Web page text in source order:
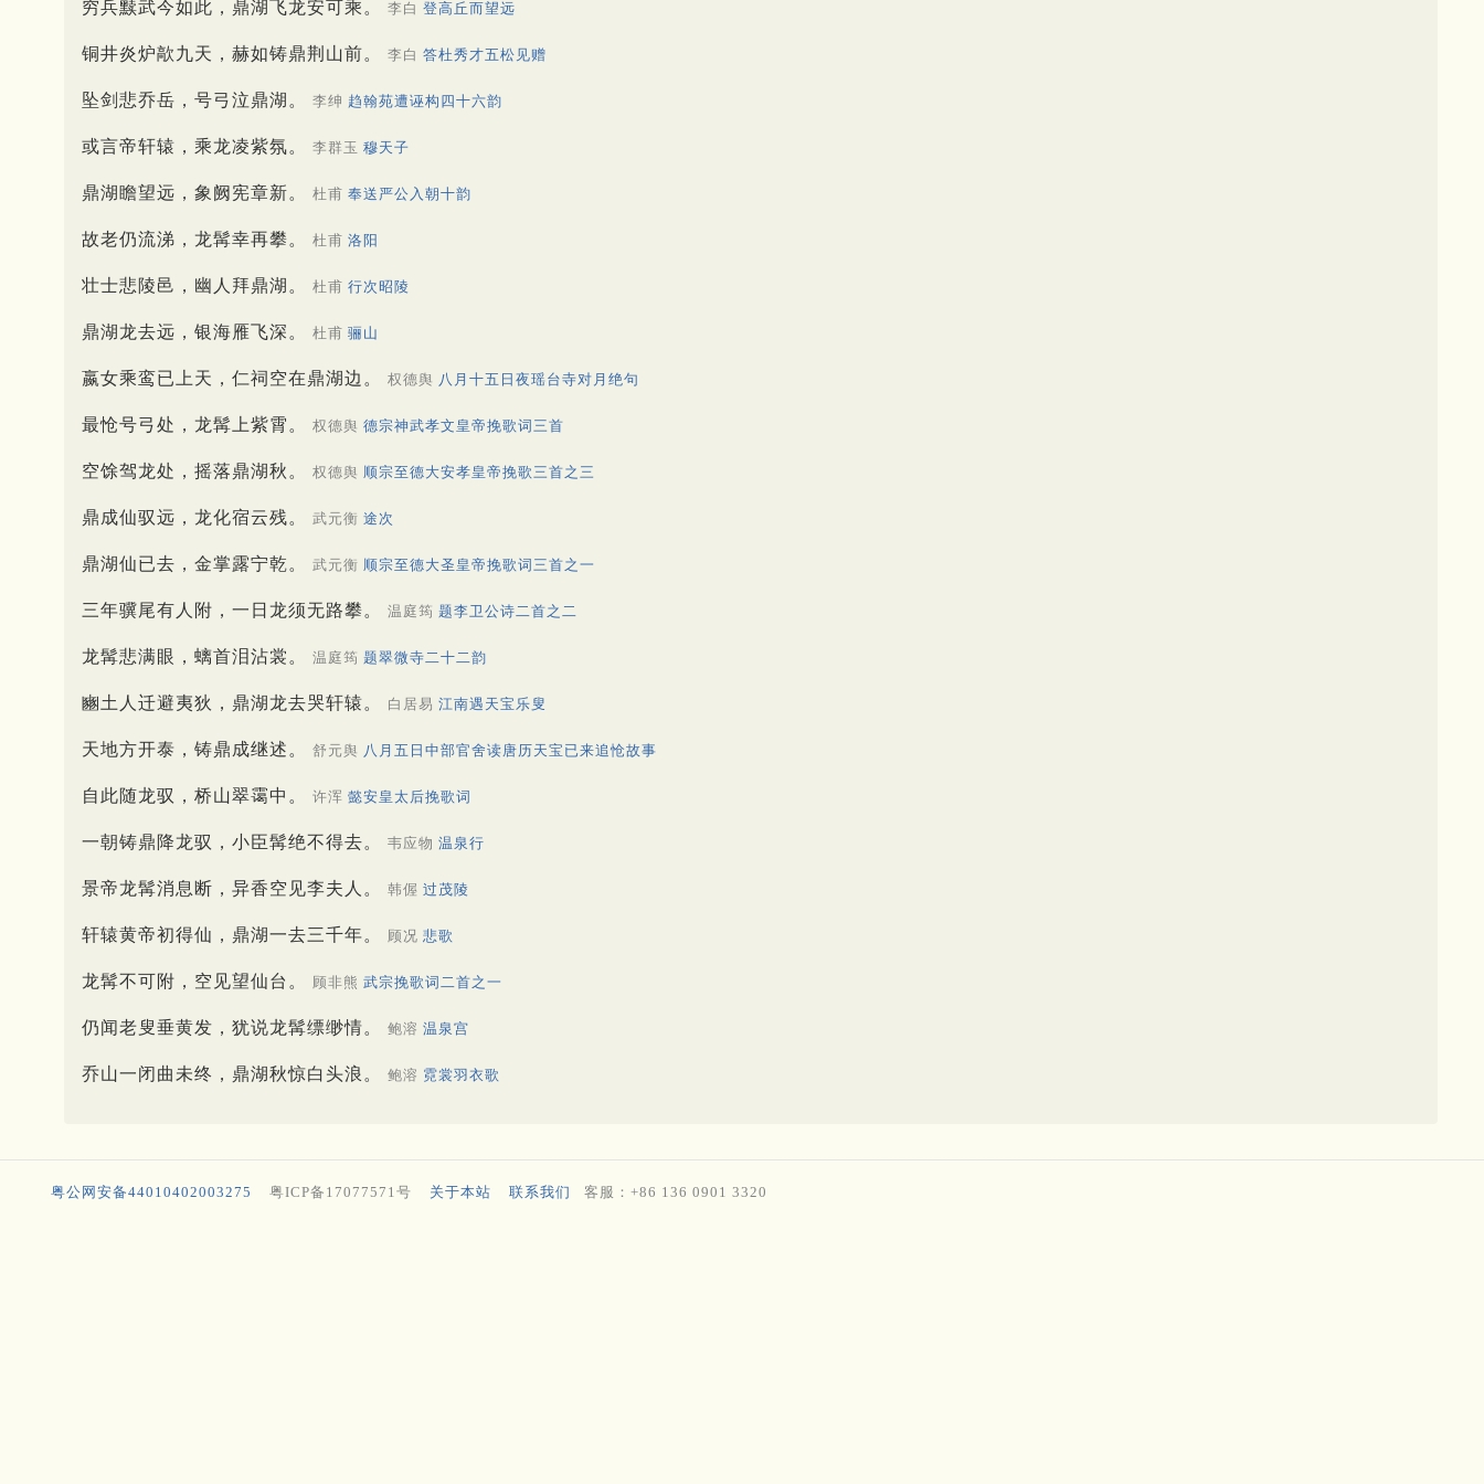
穷兵黩武今如此，鼎湖飞龙安可乘。 李白 登高丘而望远
铜井炎炉歊九天，赫如铸鼎荆山前。 李白 答杜秀才五松见赠
坠剑悲乔岳，号弓泣鼎湖。 李绅 趋翰苑遭诬构四十六韵
或言帝轩辕，乘龙凌紫氛。 李群玉 穆天子
鼎湖瞻望远，象阙宪章新。 杜甫 奉送严公入朝十韵
故老仍流涕，龙髯幸再攀。 杜甫 洛阳
壮士悲陵邑，幽人拜鼎湖。 杜甫 行次昭陵
鼎湖龙去远，银海雁飞深。 杜甫 骊山
嬴女乘鸾已上天，仁祠空在鼎湖边。 权德舆 八月十五日夜瑶台寺对月绝句
最怆号弓处，龙髯上紫霄。 权德舆 德宗神武孝文皇帝挽歌词三首
空馀驾龙处，摇落鼎湖秋。 权德舆 顺宗至德大安孝皇帝挽歌三首之三
鼎成仙驭远，龙化宿云残。 武元衡 途次
鼎湖仙已去，金掌露宁乾。 武元衡 顺宗至德大圣皇帝挽歌词三首之一
三年骥尾有人附，一日龙须无路攀。 温庭筠 题李卫公诗二首之二
龙髯悲满眼，螭首泪沾裳。 温庭筠 题翠微寺二十二韵
豳土人迁避夷狄，鼎湖龙去哭轩辕。 白居易 江南遇天宝乐叟
天地方开泰，铸鼎成继述。 舒元舆 八月五日中部官舍读唐历天宝已来追怆故事
自此随龙驭，桥山翠霭中。 许浑 懿安皇太后挽歌词
一朝铸鼎降龙驭，小臣髯绝不得去。 韦应物 温泉行
景帝龙髯消息断，异香空见李夫人。 韩偓 过茂陵
轩辕黄帝初得仙，鼎湖一去三千年。 顾况 悲歌
龙髯不可附，空见望仙台。 顾非熊 武宗挽歌词二首之一
仍闻老叟垂黄发，犹说龙髯缥缈情。 鲍溶 温泉宫
乔山一闭曲未终，鼎湖秋惊白头浪。 鲍溶 霓裳羽衣歌
粤公网安备44010402003275 粤ICP备17077571号 关于本站 联系我们 客服：+86 136 0901 3320